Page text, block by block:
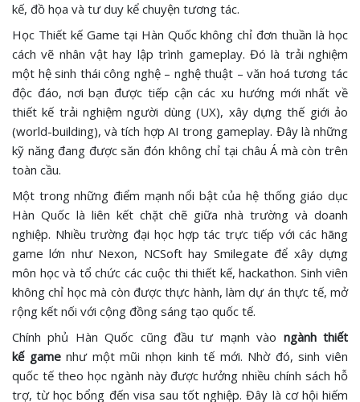
kế, đồ họa và tư duy kể chuyện tương tác.
Học Thiết kế Game tại Hàn Quốc không chỉ đơn thuần là học
cách vẽ nhân vật hay lập trình gameplay. Đó là trải nghiệm
một hệ sinh thái công nghệ – nghệ thuật – văn hoá tương tác
độc đáo, nơi bạn được tiếp cận các xu hướng mới nhất về
thiết kế trải nghiệm người dùng (UX), xây dựng thế giới ảo
(world-building), và tích hợp AI trong gameplay. Đây là những
kỹ năng đang được săn đón không chỉ tại châu Á mà còn trên
toàn cầu.
Một trong những điểm mạnh nổi bật của hệ thống giáo dục
Hàn Quốc là liên kết chặt chẽ giữa nhà trường và doanh
nghiệp. Nhiều trường đại học hợp tác trực tiếp với các hãng
game lớn như Nexon, NCSoft hay Smilegate để xây dựng
môn học và tổ chức các cuộc thi thiết kế, hackathon. Sinh viên
không chỉ học mà còn được thực hành, làm dự án thực tế, mở
rộng kết nối với cộng đồng sáng tạo quốc tế.
Chính phủ Hàn Quốc cũng đầu tư mạnh vào ngành thiết
kế gamenhư một mũi nhọn kinh tế mới. Nhờ đó, sinh viên
quốc tế theo học ngành này được hưởng nhiều chính sách hỗ
trợ, từ học bổng đến visa sau tốt nghiệp. Đây là cơ hội hiếm